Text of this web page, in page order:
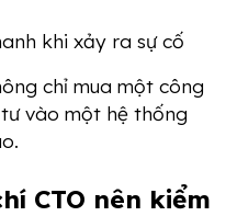
khi xảy ra sự cố
chỉ mua một công
vào một hệ thống
CTO nên kiểm